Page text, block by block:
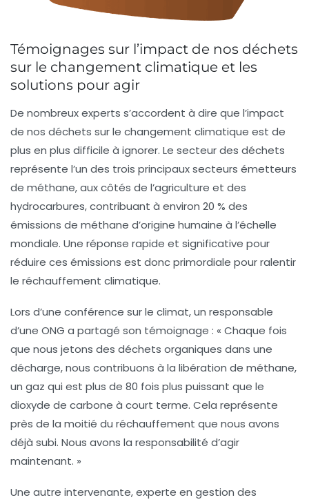
Témoignages sur l’impact de nos déchets
sur le changement climatique et les
solutions pour agir
De nombreux experts s’accordent à dire que l’impact
de nos déchets sur le changement climatique est de
plus en plus difficile à ignorer. Le secteur des déchets
représente l’un des trois principaux secteurs émetteurs
de méthane, aux côtés de l’agriculture et des
hydrocarbures, contribuant à environ 20 % des
émissions de méthane d’origine humaine à l’échelle
mondiale. Une réponse rapide et significative pour
réduire ces émissions est donc primordiale pour ralentir
le réchauffement climatique.
Lors d’une conférence sur le climat, un responsable
d’une ONG a partagé son témoignage : « Chaque fois
que nous jetons des déchets organiques dans une
décharge, nous contribuons à la libération de méthane,
un gaz qui est plus de 80 fois plus puissant que le
dioxyde de carbone à court terme. Cela représente
près de la moitié du réchauffement que nous avons
déjà subi. Nous avons la responsabilité d’agir
maintenant. »
Une autre intervenante, experte en gestion des